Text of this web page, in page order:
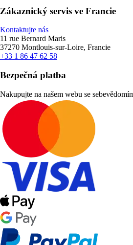
Zákaznický servis ve Francie
Kontaktujte nás
11 rue Bernard Maris
37270 Montlouis-sur-Loire, Francie
+33 1 86 47 62 58
Bezpečná platba
Nakupujte na našem webu se